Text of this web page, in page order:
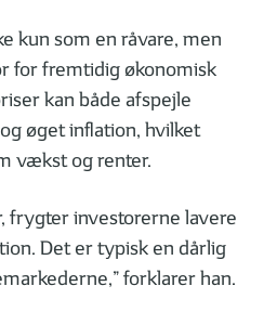
kun som en råvare, men
for fremtidig økonomisk
kan både afspejle
øget inflation, hvilket
vækst og renter.
frygter investorerne lavere
Det er typisk en dårlig
forklarer han.